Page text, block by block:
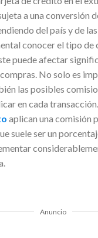
a una conversión
del país y de
conocer el tipo de
puede afectar
No solo es
las posibles
en cada
aplican una comisión
suele ser un
Anuncio